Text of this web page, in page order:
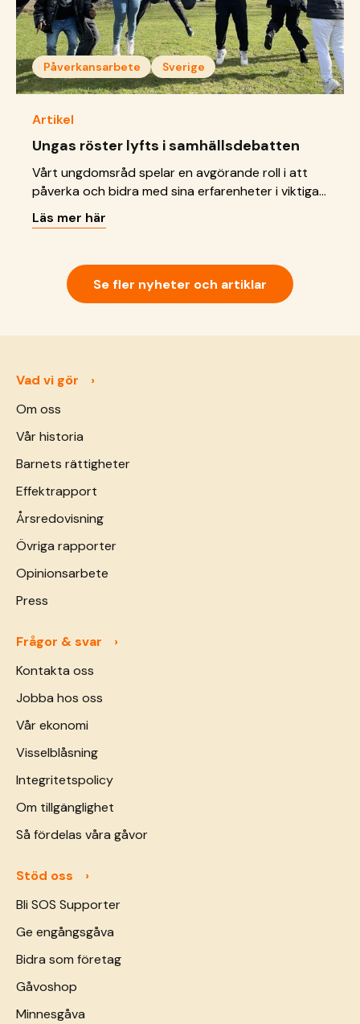
Påverkansarbete Sverige
Artikel
Ungas röster lyfts i samhällsdebatten
Vårt ungdomsråd spelar en avgörande roll i att
påverka och bidra med sina erfarenheter i viktiga
samhällsfrågor. Linnea Baksås Martinsson,
barnrättsjurist på SOS Barnbyar, berättar om
att forma remissvar.
Läs mer här
Se fler nyheter och artiklar
Vad vi gör
Om oss
Vår historia
Barnets rättigheter
Effektrapport
Årsredovisning
Övriga rapporter
Opinionsarbete
Press
Frågor & svar
Kontakta oss
Jobba hos oss
Vår ekonomi
Visselblåsning
Integritetspolicy
Om tillgänglighet
Så fördelas våra gåvor
Stöd oss
Bli SOS Supporter
Ge engångsgåva
Bidra som företag
Gåvoshop
Minnesgåva